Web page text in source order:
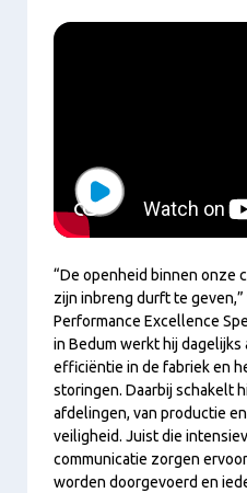
“De openheid binnen onze
zijn inbreng durft te
Performance Excellence
in Bedum werkt hij
efficiëntie in de fabriek en
storingen. Daarbij schakelt
afdelingen, van productie
veiligheid. Juist die
communicatie zorgen
worden doorgevoerd en